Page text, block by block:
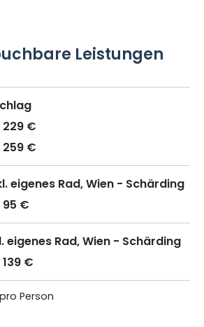
Leistungen
229 €
259 €
eigenes Rad, Wien - Schärding
95 €
eigenes Rad, Wien - Schärding
139 €
Person